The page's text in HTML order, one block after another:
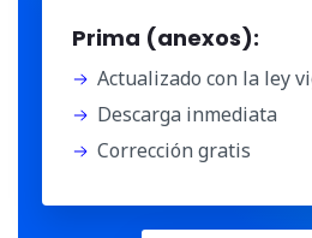
Prima (anexos):
Actualizado con la ley
Descarga inmediata
Corrección gratis